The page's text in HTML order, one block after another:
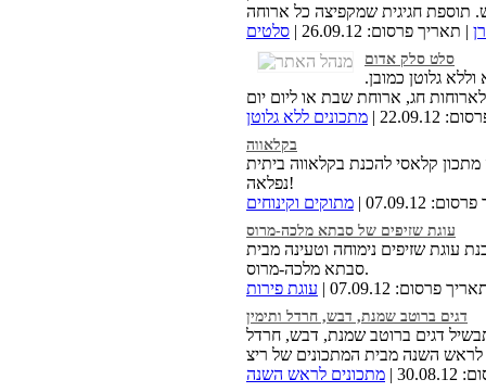
| תאריך פרסום: 26.09.12 | סלטים
סלט סלק אדום
גלוטן כמובן.
| מתכונים ללא גלוטן
בקלאווה
קלאסי להכנת בקלאווה ביתית
נפלאה!
07.09.12 |
מתוקים וקינוחים
עוגת שזיפים של סבתא מלכה-מרוס
עוגת שזיפים נימוחה וטעינה מבית
סבתא מלכה-מרוס.
פרסום: 07.09.12 |
עוגת פירות
דגים ברוטב שמנת, דבש, חרדל ותימין
דגים ברוטב שמנת, דבש, חרדל
| מתכונים לראש השנה